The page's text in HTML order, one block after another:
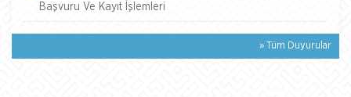
Başvuru Ve Kayıt İşlemleri
» Tüm Duyurular